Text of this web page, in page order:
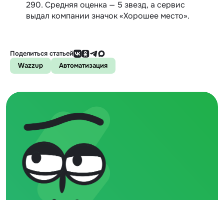
290. Средняя оценка — 5 звезд, а сервис
выдал компании значок «Хорошее место».
Поделиться статьей
Wazzup
Автоматизация